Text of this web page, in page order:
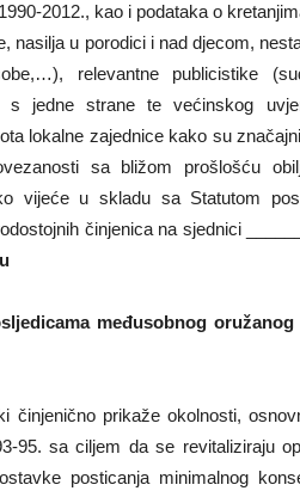
2012., kao i podataka o
nasilja u porodici i nad djecom,
relevantne publicistike
s jedne strane te većinskog
lokalne zajednice kako su
sa bližom prošlošću
vijeće u skladu sa Statutom
činjenica na sjednici
međusobnog oružanog
činjenično prikaže okolnosti,
95. sa ciljem da se revitaliziraju
posticanja minimalnog